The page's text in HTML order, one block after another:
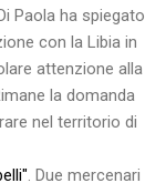
Paola ha spiegato
con la Libia in
attenzione alla
la domanda
nel territorio di
. Due mercenari